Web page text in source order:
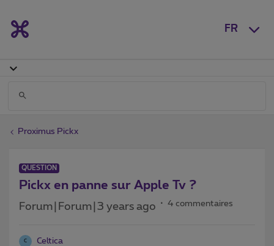
FR
Proximus Pickx
QUESTION
Pickx en panne sur Apple Tv ?
Forum|Forum|3 years ago 4 commentaires
C Celtica